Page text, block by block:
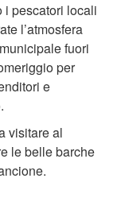
i pescatori locali
l’atmosfera
fuori
per
e
visitare al
le belle barche